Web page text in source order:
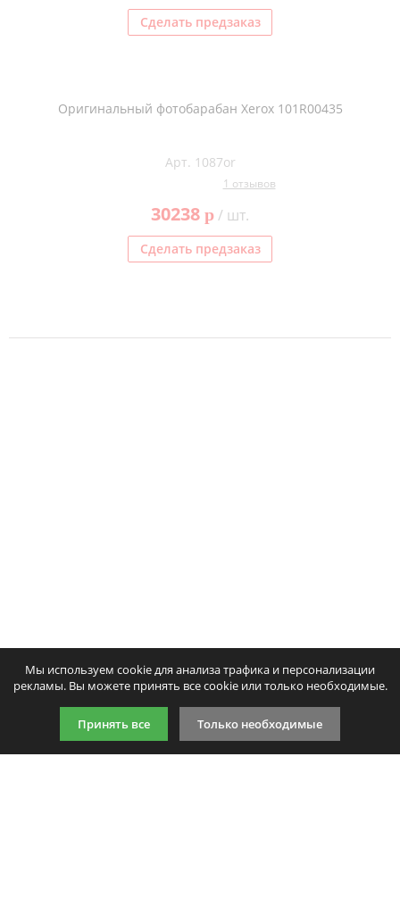
Сделать предзаказ
Оригинальный фотобарабан Xerox 101R00435
Арт. 1087or
1 отзывов
30238 p/ шт.
Сделать предзаказ
Мы используем cookie для анализа трафика и персонализации
рекламы. Вы можете принять все cookie или только необходимые.
Принять все Только необходимые